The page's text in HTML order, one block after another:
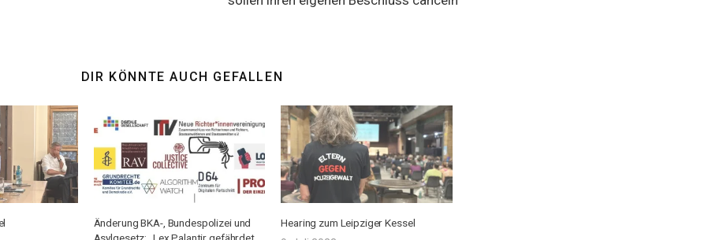
DIR KÖNNTE AUCH GEFALLEN
Änderung BKA-, Bundespolizei und
Hearing zum Leipziger Kessel